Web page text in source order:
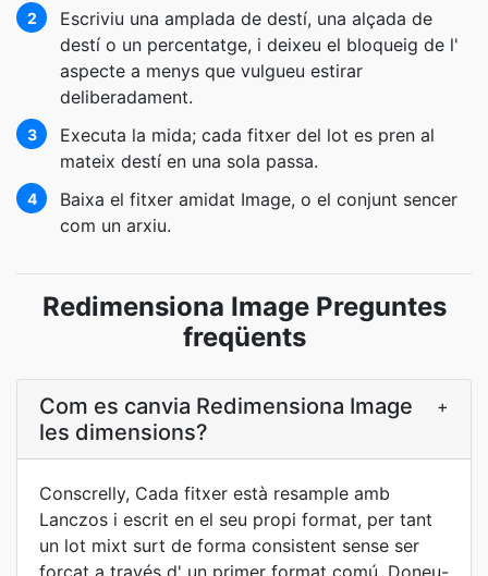
2
Escriviu una amplada de destí, una alçada de
destí o un percentatge, i deixeu el bloqueig de l'
aspecte a menys que vulgueu estirar
deliberadament.
3
Executa la mida; cada fitxer del lot es pren al
mateix destí en una sola passa.
4
Baixa el fitxer amidat Image, o el conjunt sencer
com un arxiu.
Redimensiona Image Preguntes
freqüents
Com es canvia Redimensiona Image
les dimensions?
+
Conscrelly, Cada fitxer està resample amb
Lanczos i escrit en el seu propi format, per tant
un lot mixt surt de forma consistent sense ser
forçat a través d' un primer format comú. Doneu-